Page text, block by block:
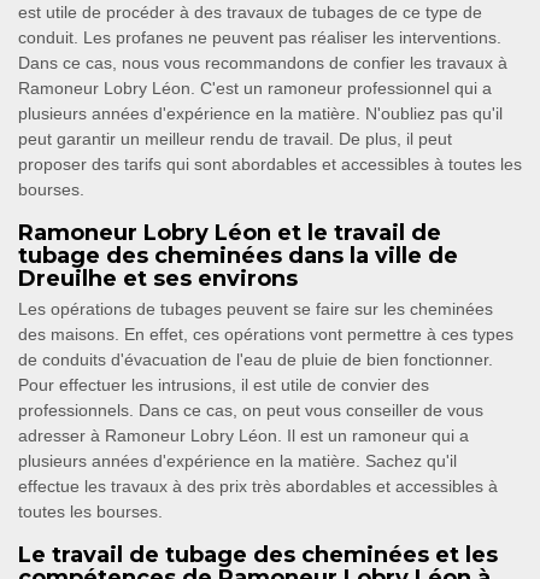
est utile de procéder à des travaux de tubages de ce type de
conduit. Les profanes ne peuvent pas réaliser les interventions.
Dans ce cas, nous vous recommandons de confier les travaux à
Ramoneur Lobry Léon. C'est un ramoneur professionnel qui a
plusieurs années d'expérience en la matière. N'oubliez pas qu'il
peut garantir un meilleur rendu de travail. De plus, il peut
proposer des tarifs qui sont abordables et accessibles à toutes les
bourses.
Ramoneur Lobry Léon et le travail de
tubage des cheminées dans la ville de
Dreuilhe et ses environs
Les opérations de tubages peuvent se faire sur les cheminées
des maisons. En effet, ces opérations vont permettre à ces types
de conduits d'évacuation de l'eau de pluie de bien fonctionner.
Pour effectuer les intrusions, il est utile de convier des
professionnels. Dans ce cas, on peut vous conseiller de vous
adresser à Ramoneur Lobry Léon. Il est un ramoneur qui a
plusieurs années d'expérience en la matière. Sachez qu'il
effectue les travaux à des prix très abordables et accessibles à
toutes les bourses.
Le travail de tubage des cheminées et les